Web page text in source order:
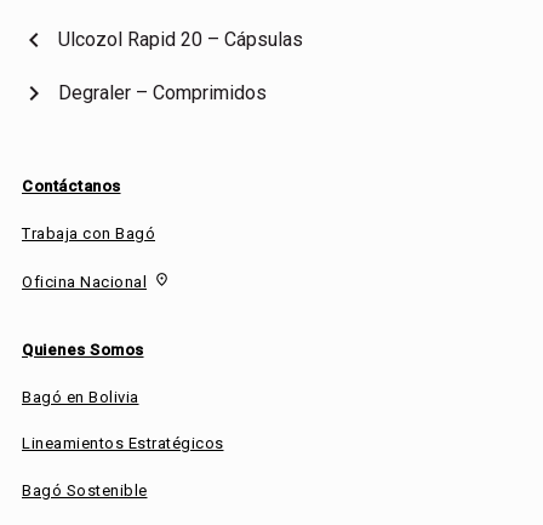
chevron_left Ulcozol Rapid 20 – Cápsulas
Degraler – Comprimidos
chevron_right
Contáctanos
Trabaja con Bagó
Oficina Nacional fmd_good
Quienes Somos
Bagó en Bolivia
Lineamientos Estratégicos
Bagó Sostenible